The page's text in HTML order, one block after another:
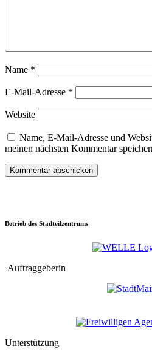
Name *
E-Mail-Adresse *
Website
Name, E-Mail-Adresse und
meinen nächsten Kommentar
Betrieb des Stadteilzentrums
Auftraggeberin
Unterstützung